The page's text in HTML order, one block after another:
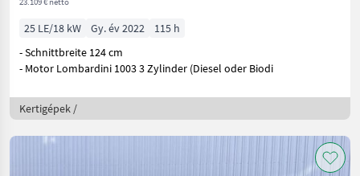
25 LE/18 kW Gy. év 2022
115 h
- Schnittbreite 124 cm
- Motor Lombardini 1003 3 Zylinder (Diesel oder Biodi
Kertigépek /